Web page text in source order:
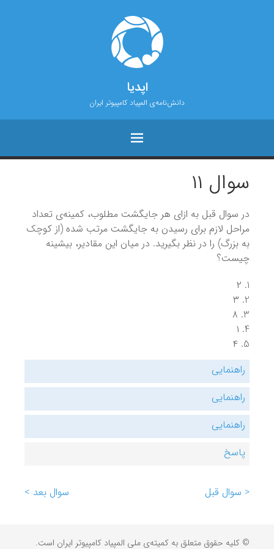
اپدیا
دانش‌نامه‌ی المپیاد کامپیوتر ایران
سوال ۱۱
در سوال قبل به ازای هر جایگشت مطلوب، کمینه‌ی تعداد
مراحل لازم برای رسیدن به جایگشت مرتب‌ شده (از کوچک
به بزرگ) را در نظر بگیرید. در میان این مقادیر، بیشینه
چیست؟
۲
۳
۸
۱
۴
راهنمایی
راهنمایی
راهنمایی
پاسخ
< سوال قبل سوال بعد >
© کلیه حقوق متعلق به کمیته‌ی ملی المپیاد کامپیوتر ایران است.